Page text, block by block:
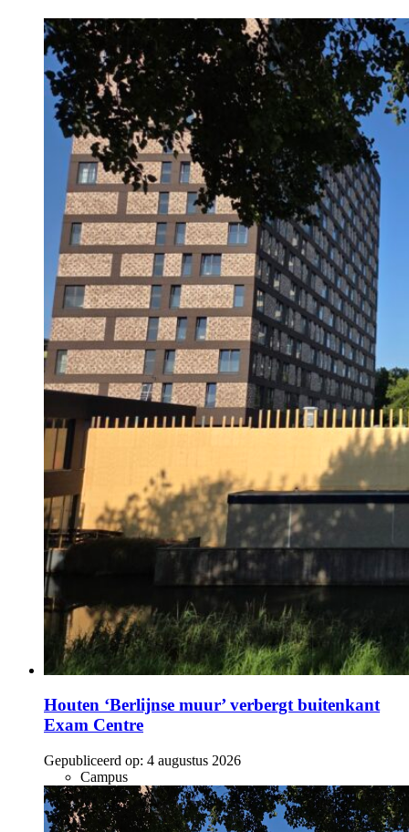
Houten ‘Berlijnse muur’ verbergt buitenkant
Exam Centre
Gepubliceerd op: 4 augustus 2026
Campus